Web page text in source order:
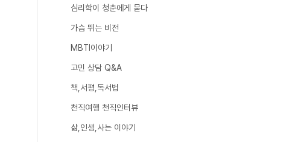
심리학이 청춘에게 묻다
가슴 뛰는 비전
MBTI이야기
고민 상담 Q&A
책,서평,독서법
천직여행 천직인터뷰
삶,인생,사는 이야기